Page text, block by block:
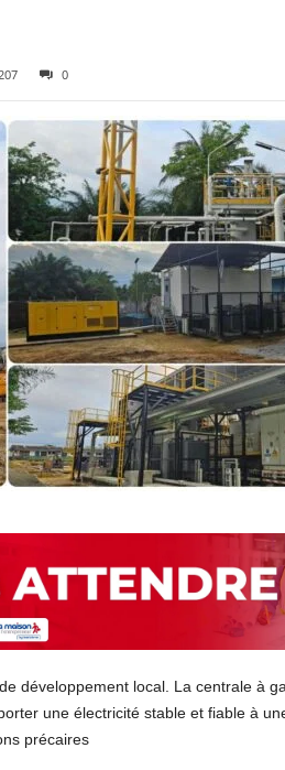
0
développement local. La centrale à
une électricité stable et fiable à
précaires